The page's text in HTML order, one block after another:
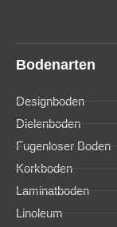
Bodenarten
Designboden
Dielenboden
Fugenloser Boden
Korkboden
Laminatboden
Linoleum